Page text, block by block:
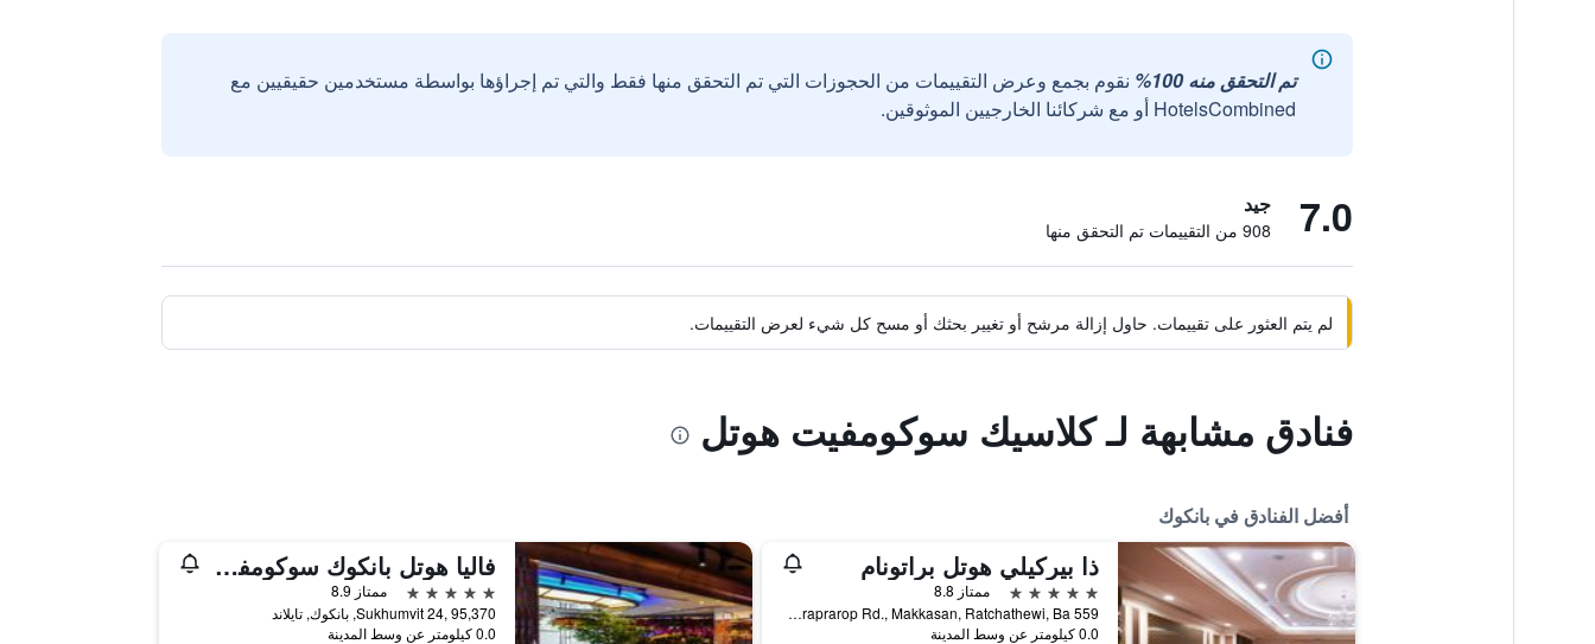
تم التحقق منه 100%
نقوم بجمع وعرض التقييمات من الحجوزات التي تم التحقق منها فقط والتي تم إجراؤها بواسطة مستخدمين حقيقيين مع
HotelsCombined أو مع شركائنا الخارجيين الموثوقين.
7.0 جيد
908 من التقييمات تم التحقق منها
لم يتم العثور على تقييمات. حاول إزالة مرشح أو تغيير بحثك أو مسح كل شيء لعرض التقييمات.
فنادق مشابهة لـ كلاسيك سوكومفيت هوتل
أفضل الفنادق في بانكوك
ذا بيركيلي هوتل براتونام
5 نجوم
ممتاز 8.8
559 Ratcharaprarop Rd., Makkasan, Ratchathewi, Ba, بانكوك, تايلاند
0.0 كيلومتر عن وسط المدينة
فاليا هوتل بانكوك سوكومفيت
5 نجوم
ممتاز 8.9
Sukhumvit 24, 95,370, بانكوك, تايلاند
0.0 كيلومتر عن وسط المدينة